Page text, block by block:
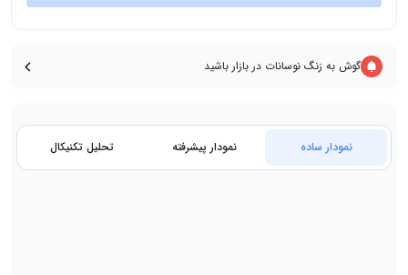
گوش به زنگ نوسانات در بازار باشید
نمودار ساده نمودار پیشرفته تحلیل تکنیکال